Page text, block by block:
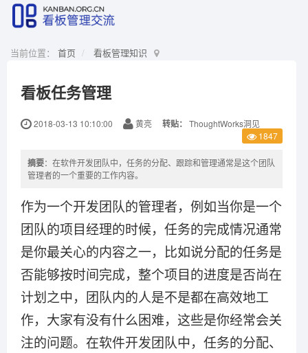
当前位置： 首页 看板管理知识
看板任务管理
2018-03-13 10:10:00 黄亮 转贴： ThoughtWorks洞见
1847
摘要：在软件开发团队中，任务的分配、跟踪和管理通常是这个团队
管理者的一个重要的工作内容。
作为一个开发团队的管理者，例如当你是一个
团队的项目经理的时候，任务的完成情况通常
是你最关心的内容之一，比如说分配的任务是
否能够按时间完成，整个项目的进度是否尚在
计划之中，团队内的人是不是都在高效地工
作，大家有没有什么困难，这些是你经常会关
注的问题。在软件开发团队中，任务的分配、